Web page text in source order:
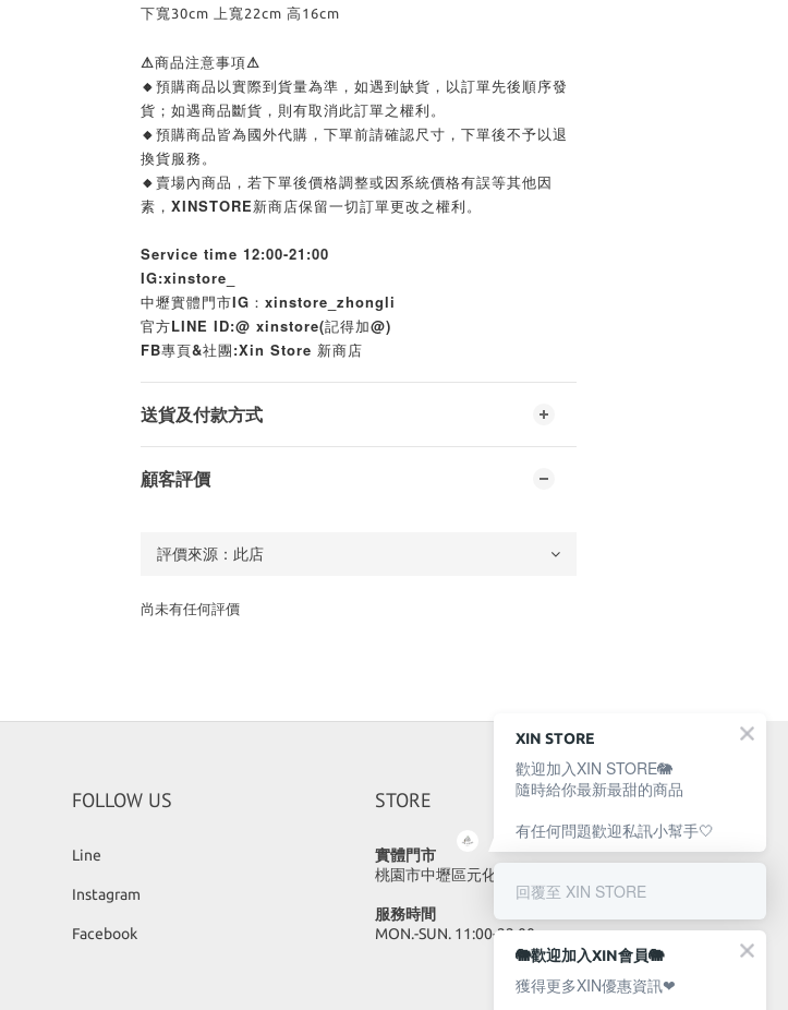
下寬30cm 上寬22cm 高16cm
⚠商品注意事項⚠
🔸預購商品以實際到貨量為準，如遇到缺貨，以訂單先後順序發
貨；如遇商品斷貨，則有取消此訂單之權利。
🔸預購商品皆為國外代購，下單前請確認尺寸，下單後不予以退
換貨服務。
🔸賣場內商品，若下單後價格調整或因系統價格有誤等其他因
素，XINSTORE新商店保留一切訂單更改之權利。
Service time 12:00-21:00
IG:xinstore_
中壢實體門市IG：xinstore_zhongli
官方LINE ID:@ xinstore(記得加@)
FB專頁&社團:Xin Store 新商店
送貨及付款方式
顧客評價
尚未有任何評價
FOLLOW US
Line
Instagram
Facebook
STORE
實體門市
桃園市中壢區元化路23號
服務時間
MON.-SUN. 11:00-22:00
XIN STORE
歡迎加入XIN STORE🐘
隨時給你最新最甜的商品
有任何問題歡迎私訊小幫手🤍
回覆至 XIN STORE
🐘歡迎加入XIN會員🐘
獲得更多XIN優惠資訊❤